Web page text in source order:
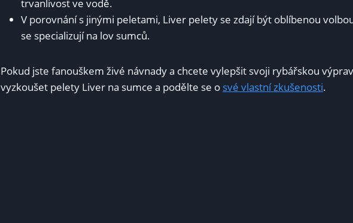
trvanlivost ve‌ vodě.
V porovnání s jinými peletami, Liver pelety se zdají být oblíbenou
se specializují na lov sumců.
Pokud jste⁢ fanouškem živé ‌návnady a chcete⁣ vylepšit ‌svoji rybářskou
vyzkoušet pelety Liver na sumce​ a podělte se o své vlastní zkušenosti.